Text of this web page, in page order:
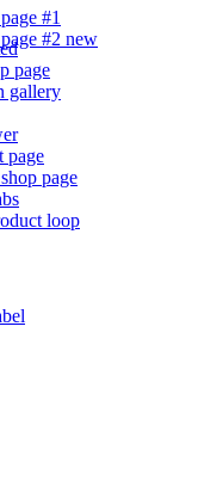
#1
#2 new
page
gallery
page
page
loop